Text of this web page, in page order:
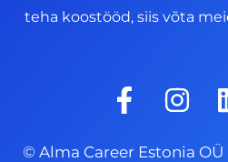
teha koostööd, siis võta
F
a
I
n
s
© Alma Career Estonia OÜ